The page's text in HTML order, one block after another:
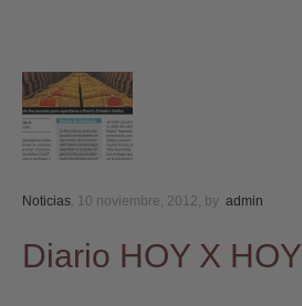
Noticias 10 noviembre, 2012, by admin
Diario HOY X HOY